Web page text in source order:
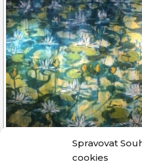
Spravovat
cookies
„Lekníny“, olej na plátně,